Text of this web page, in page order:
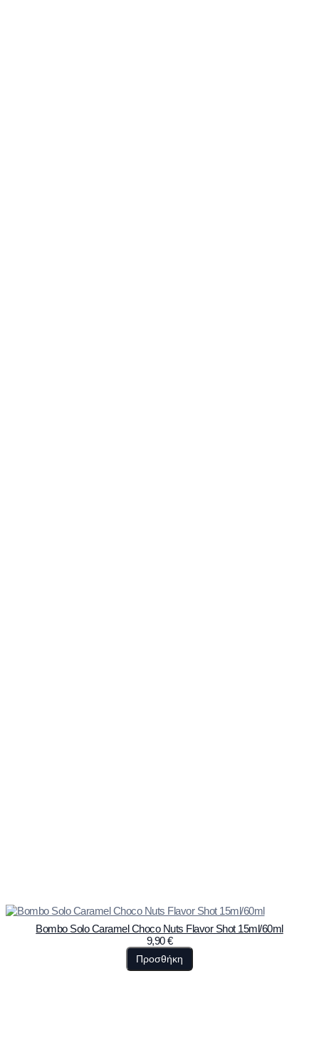
Bombo Solo Caramel Choco Nuts Flavor Shot 15ml/60ml
9,90€
Προσθήκη